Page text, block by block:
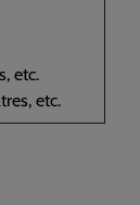
etc.
etc.